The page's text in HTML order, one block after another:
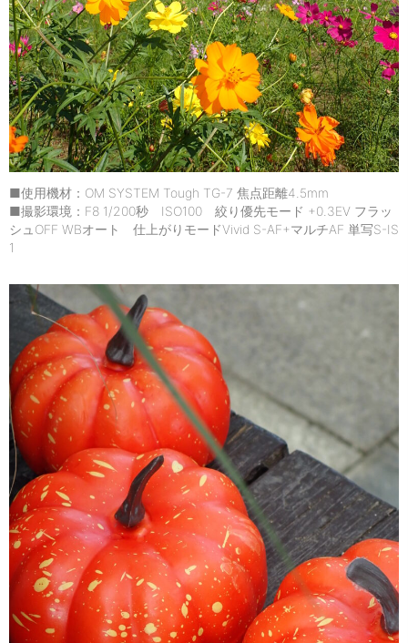
■使用機材：OM SYSTEM Tough TG-7 焦点距離4.5mm
■撮影環境：F8 1/200秒 ISO100 絞り優先モード +0.3EV フラッ
シュOFF WBオート 仕上がりモードVivid S-AF+マルチAF 単写S-IS
1